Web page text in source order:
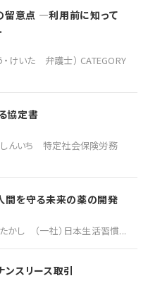
意点 ―利用前に知って
・けいた 弁護士） CATEGORY
協定書
しんいち 特定社会保険労務
間を守る未来の薬の開発
かし （一社）日本生活習慣...
ンスリース取引